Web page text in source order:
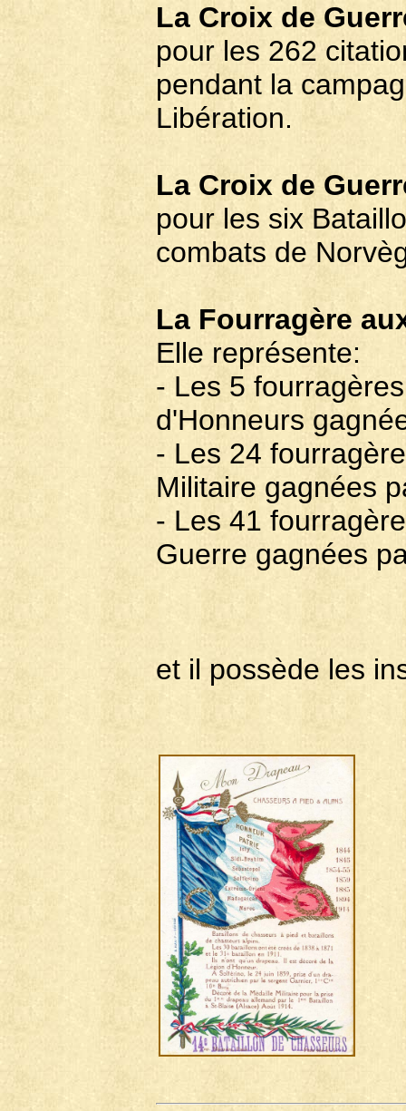
La Croix de
pour les 262
pendant la
Libération.
La Croix de
pour les six
combats de
La Fourragère
Elle représente:
- Les 5
d'Honneurs
- Les 24
Militaire gagnées
- Les 41
Guerre gagnées
et il possède les